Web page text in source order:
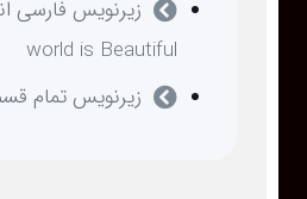
world is Beautiful
زیرنویس تمام قسمتها